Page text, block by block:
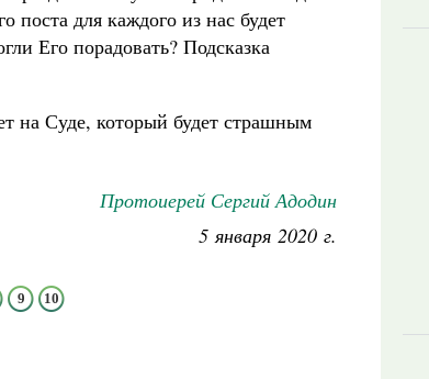
поста для каждого из нас будет
Его порадовать? Подсказка
на Суде, который будет страшным
Протоиерей Сергий Адодин
5 января 2020 г.
9 10